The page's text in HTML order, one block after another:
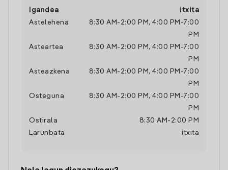
Igandea
itxita
Astelehena
8:30 AM - 2:00 PM , 4:00 PM -7:00
PM
Asteartea
8:30 AM - 2:00 PM , 4:00 PM -7:00
PM
Asteazkena
8:30 AM - 2:00 PM , 4:00 PM -7:00
PM
Osteguna
8:30 AM - 2:00 PM , 4:00 PM -7:00
PM
Ostirala
8:30 AM - 2:00 PM
Larunbata
itxita